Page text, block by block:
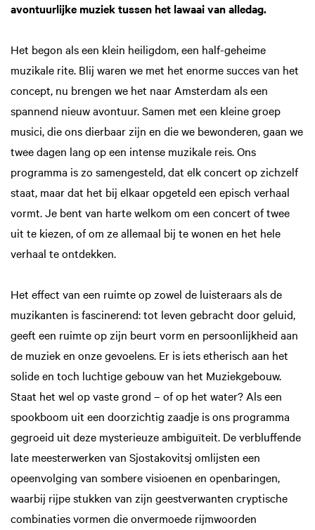
avontuurlijke muziek tussen het lawaai van alledag.
Het begon als een klein heiligdom, een half-geheime
muzikale rite. Blij waren we met het enorme succes van het
concept, nu brengen we het naar Amsterdam als een
spannend nieuw avontuur. Samen met een kleine groep
musici, die ons dierbaar zijn en die we bewonderen, gaan we
twee dagen lang op een intense muzikale reis. Ons
programma is zo samengesteld, dat elk concert op zichzelf
staat, maar dat het bij elkaar opgeteld een episch verhaal
vormt. Je bent van harte welkom om een concert of twee
uit te kiezen, of om ze allemaal bij te wonen en het hele
verhaal te ontdekken.
Het effect van een ruimte op zowel de luisteraars als de
muzikanten is fascinerend: tot leven gebracht door geluid,
geeft een ruimte op zijn beurt vorm en persoonlijkheid aan
de muziek en onze gevoelens. Er is iets etherisch aan het
solide en toch luchtige gebouw van het Muziekgebouw.
Staat het wel op vaste grond – of op het water? Als een
spookboom uit een doorzichtig zaadje is ons programma
gegroeid uit deze mysterieuze ambiguïteit. De verbluffende
late meesterwerken van Sjostakovitsj omlijsten een
opeenvolging van sombere visioenen en openbaringen,
waarbij rijpe stukken van zijn geestverwanten cryptische
combinaties vormen die onvermoede rijmwoorden